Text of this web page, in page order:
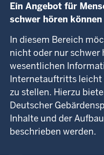
Ein Angebot für
schwer hören können
In diesem Bereich
nicht oder nur schwer
wesentlichen
Internetauftritts leicht
zu stellen. Hierzu
Deutscher
Inhalte und der
beschrieben werden.